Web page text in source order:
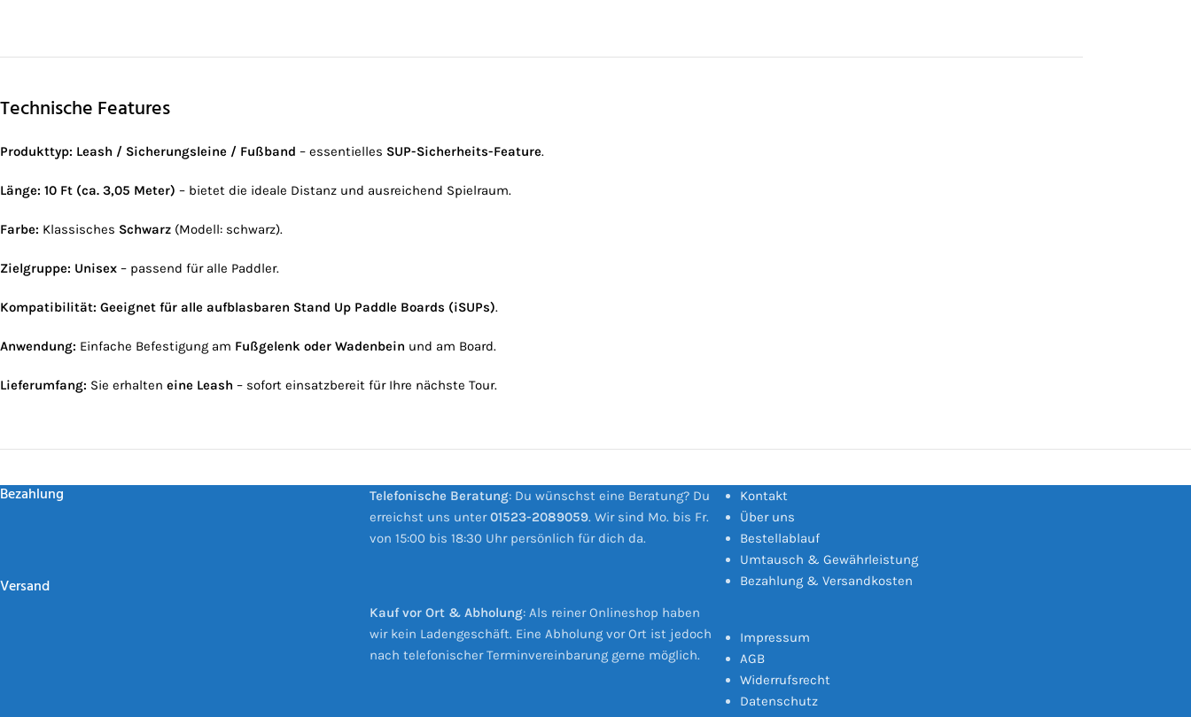
Technische Features
Produkttyp: Leash / Sicherungsleine / Fußband – essentielles SUP-Sicherheits-Feature.
Länge: 10 Ft (ca. 3,05 Meter) – bietet die ideale Distanz und ausreichend Spielraum.
Farbe: Klassisches Schwarz (Modell: schwarz).
Zielgruppe: Unisex – passend für alle Paddler.
Kompatibilität: Geeignet für alle aufblasbaren Stand Up Paddle Boards (iSUPs).
Anwendung: Einfache Befestigung am Fußgelenk oder Wadenbein und am Board.
Lieferumfang: Sie erhalten eine Leash – sofort einsatzbereit für Ihre nächste Tour.
Bezahlung
Versand
Telefonische Beratung: Du wünschst eine Beratung? Du
erreichst uns unter01523-2089059. Wir sind Mo. bis Fr.
von 15:00 bis 18:30 Uhr persönlich für dich da.
Kauf vor Ort & Abholung: Als reiner Onlineshop haben
wir kein Ladengeschäft. Eine Abholung vor Ort ist jedoch
nach telefonischer Terminvereinbarung gerne möglich.
Kontakt
Über uns
Bestellablauf
Umtausch & Gewährleistung
Bezahlung & Versandkosten
Impressum
AGB
Widerrufsrecht
Datenschutz